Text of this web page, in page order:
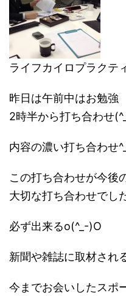
ライフカイロプラクテ
昨日は午前中はお勉強
2時半から打ち合わせ
内容の濃い打ち合わせ
この打ち合わせが今後
大切な打ち合わせでし
必ず出来るo(^_-)O
新聞や雑誌に取材され
今までお会いしたスポ